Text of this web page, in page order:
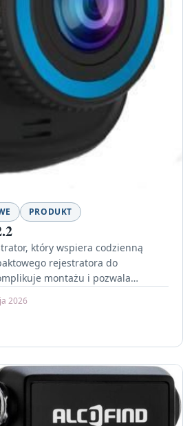
PRODUKT
który wspiera codzienną
rejestratora do
montażu i pozwala
2026